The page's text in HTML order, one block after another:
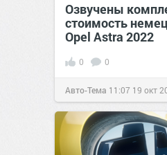
Озвучены
стоимость
Opel Astra 2022
0 0
Авто-Тема 11:07 19 окт